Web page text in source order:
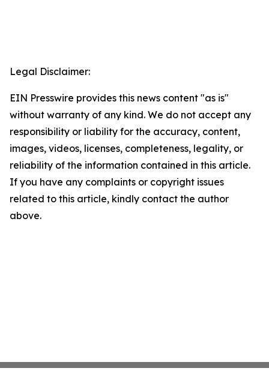
Legal Disclaimer:
EIN Presswire provides this news content "as is"
without warranty of any kind. We do not accept any
responsibility or liability for the accuracy, content,
images, videos, licenses, completeness, legality, or
reliability of the information contained in this article.
If you have any complaints or copyright issues
related to this article, kindly contact the author
above.